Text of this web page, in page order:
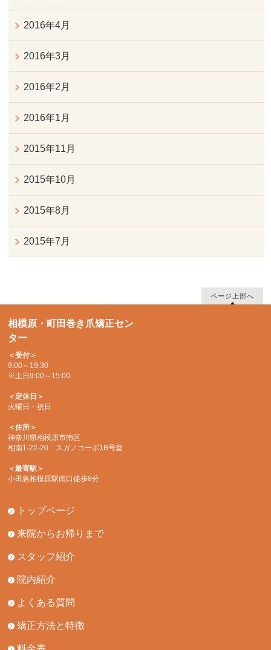
2016年4月
2016年3月
2016年2月
2016年1月
2015年11月
2015年10月
2015年8月
2015年7月
ページ上部へ
相模原・町田巻き爪矯正セン
ター
＜受付＞
9:00～19:30
※土日9:00～15:00
＜定休日＞
火曜日・祝日
＜住所＞
神奈川県相模原市南区
相南1-22-20 スガノコーポ1B号室
＜最寄駅＞
小田急相模原駅南口徒歩8分
トップページ
来院からお帰りまで
スタッフ紹介
院内紹介
よくある質問
矯正方法と特徴